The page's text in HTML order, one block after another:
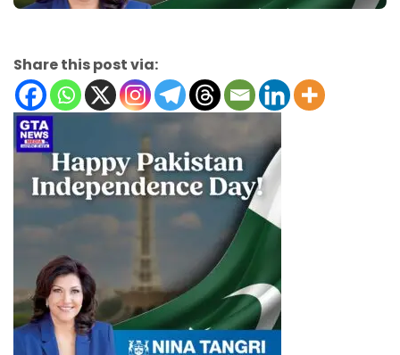
Share this post via: